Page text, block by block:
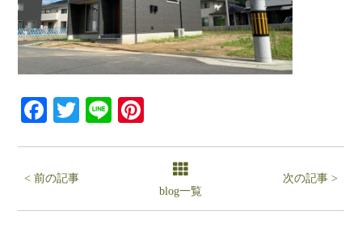
Facebook
Twitter
Line
< 前の記事
blog一覧
次の記事 >